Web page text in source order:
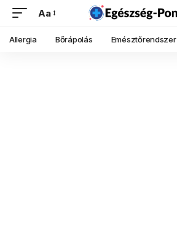
Aa
Allergia Bőrápolás Emésztőrendszer